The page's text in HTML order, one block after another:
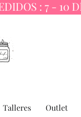
Talleres Outlet